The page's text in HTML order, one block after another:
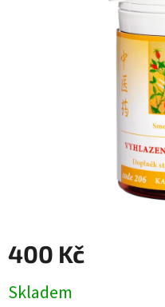
400 Kč
cena:
Skladem